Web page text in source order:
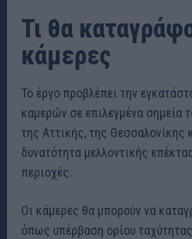
Τι θα
κάμερες
Το έργο προβλέπει την
καμερών σε επιλεγμένα σημεία
της Αττικής, της Θεσσαλονίκης
δυνατότητα μελλοντικής
περιοχές.
Οι κάμερες θα μπορούν να
όπως υπέρβαση ορίου